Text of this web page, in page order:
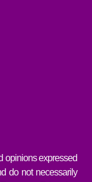
opinions expressed
do not necessarily